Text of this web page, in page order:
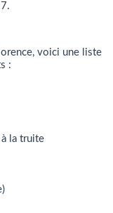
voici une liste
:
à la truite